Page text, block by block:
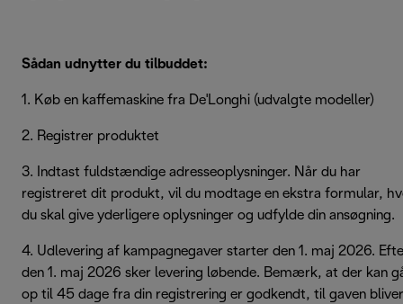
Sådan udnytter du tilbuddet:
1. Køb en kaffemaskine fra De'Longhi (udvalgte modeller)
2. Registrer produktet
3. Indtast fuldstændige adresseoplysninger. Når du har
registreret dit produkt, vil du modtage en ekstra formular,
du skal give yderligere oplysninger og udfylde din ansøgning.
4. Udlevering af kampagnegaver starter den 1. maj 2026.
den 1. maj 2026 sker levering løbende. Bemærk, at der kan
op til 45 dage fra din registrering er godkendt, til gaven bliver